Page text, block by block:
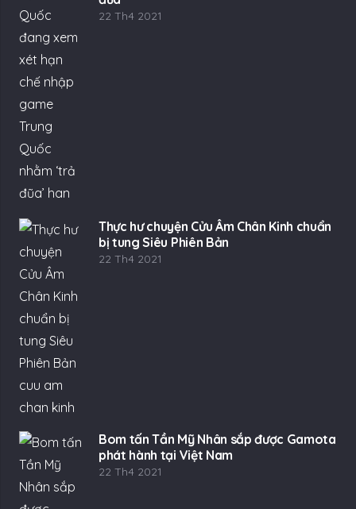
22 Th4 2021
Thực hư chuyện Cửu Âm Chân Kinh chuẩn
bị tung Siêu Phiên Bản
22 Th4 2021
Bom tấn Tần Mỹ Nhân sắp được Gamota
phát hành tại Việt Nam
22 Th4 2021